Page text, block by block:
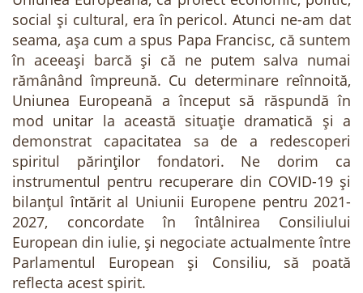
social și cultural, era în pericol. Atunci ne-am dat
seama, așa cum a spus Papa Francisc, că suntem
în aceeași barcă și că ne putem salva numai
rămânând împreună. Cu determinare reînnoită,
Uniunea Europeană a început să răspundă în
mod unitar la această situație dramatică și a
demonstrat capacitatea sa de a redescoperi
spiritul părinților fondatori. Ne dorim ca
instrumentul pentru recuperare din COVID-19 și
bilanțul întărit al Uniunii Europene pentru 2021-
2027, concordate în întâlnirea Consiliului
European din iulie, și negociate actualmente între
Parlamentul European și Consiliu, să poată
reflecta acest spirit.